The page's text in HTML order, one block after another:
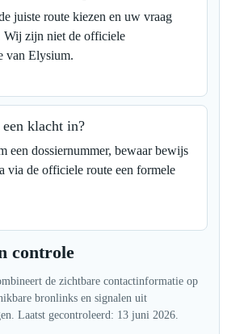
juiste route kiezen en uw vraag
Wij zijn niet de officiele
van Elysium.
klacht in?
een dossiernummer, bewaar bewijs
via de officiele route een formele
controle
de zichtbare contactinformatie op
bronlinks en signalen uit
Laatst gecontroleerd: 13 juni 2026.